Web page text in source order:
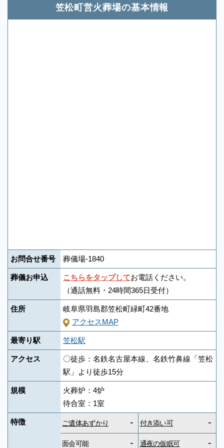
笠松町営火葬場の基本情報
お問合せ番号 葬儀場-1840
葬儀お申込 こちらをタップしてお電話ください。
（通話無料・24時間365日受付）
住所
岐阜県羽島郡笠松町緑町42番地
アクセスMAP
最寄り駅 笠松駅
アクセス
〇徒歩：名鉄名古屋本線、名鉄竹鼻線「笠松
駅」より徒歩15分
規模
火葬炉：4炉
待合室：1室
特徴 ご遺体あずかり - 付き添い可 -
面会可能 - 通夜の仮眠可 -